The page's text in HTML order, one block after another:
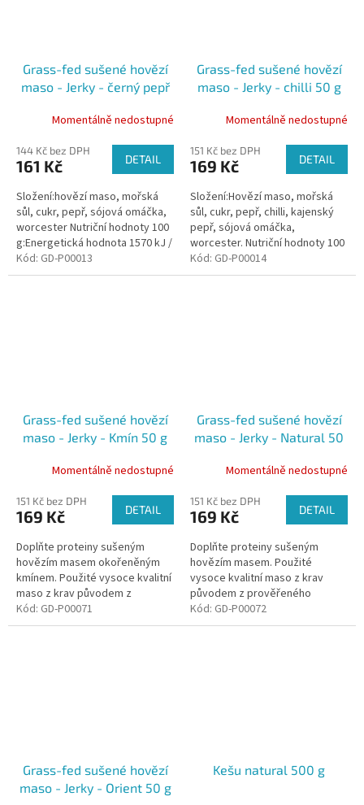
Grass-fed sušené hovězí
maso - Jerky - černý pepř
Momentálně nedostupné
144 Kč bez DPH
161 Kč DETAIL
Složení:hovězí maso, mořská
sůl, cukr, pepř, sójová omáčka,
worcester Nutriční hodnoty 100
g:Energetická hodnota 1570 kJ /
372 kcalTuky 9,1 g - z toho
nasycené mastné kyseliny...
Kód: GD-P00013
Grass-fed sušené hovězí
maso - Jerky - chilli 50 g
Momentálně nedostupné
151 Kč bez DPH
169 Kč DETAIL
Složení:Hovězí maso, mořská
sůl, cukr, pepř, chilli, kajenský
pepř, sójová omáčka,
worcester. Nutriční hodnoty 100
g:Energetická hodnota 1570 kJ /
372 kcalTuky 9,1 g - z toho...
Kód: GD-P00014
Grass-fed sušené hovězí
maso - Jerky - Kmín 50 g
Momentálně nedostupné
151 Kč bez DPH
169 Kč DETAIL
Doplňte proteiny sušeným
hovězím masem okořeněným
kmínem. Použité vysoce kvalitní
maso z krav původem z
prověřeného českého chovu
krmených trávou na
Kód: GD-P00071
Grass-fed sušené hovězí
maso - Jerky - Natural 50
Momentálně nedostupné
151 Kč bez DPH
169 Kč DETAIL
Doplňte proteiny sušeným
hovězím masem. Použité
vysoce kvalitní maso z krav
původem z prověřeného
českého chovu krmených
trávou na pastvinách obsahuje
Kód: GD-P00072
Grass-fed sušené hovězí
maso - Jerky - Orient 50 g
Kešu natural 500 g